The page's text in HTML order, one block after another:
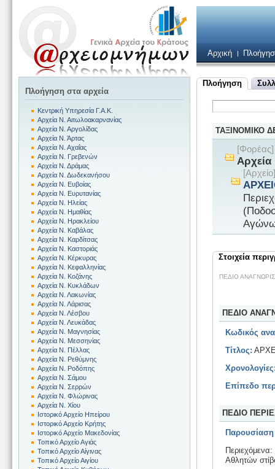
Αρχική
Πλοήγηση
ΤΑΞΙΝΟΜΙΚΟ
Στοιχεία
ΠΕΔΙΟ
ΠΕΔΙΟ
Κωδικός
Τίτλος:
Επίπεδο
ΠΕΔΙΟ
Παρουσίαση
Αθλητών
Πλοήγηση στα αρχεία
Κεντρική Υπηρεσία Γ.Α.Κ.
Αρχεία Ν. Αιτωλοακαρνανίας
Αρχεία Ν. Αργολίδας
Αρχεία Ν. Άρτας
Αρχεία Ν. Αχαΐας
Αρχεία Ν. Γρεβενών
Αρχεία Ν. Δράμας
Αρχεία Ν. Δωδεκανήσου
Αρχεία Ν. Ευβοίας
Αρχεία Ν. Ευρυτανίας
Αρχεία Ν. Ηλείας
Αρχεία Ν. Ημαθίας
Αρχεία Ν. Ηρακλείου
Αρχεία Ν. Καβάλας
Αρχεία Ν. Καρδίτσας
Αρχεία Ν. Καστοριάς
Αρχεία Ν. Κέρκυρας
Αρχεία Ν. Κεφαλληνίας
Αρχεία Ν. Κοζάνης
Αρχεία Ν. Κυκλάδων
Αρχεία Ν. Λακωνίας
Αρχεία Ν. Λάρισας
Αρχεία Ν. Λέσβου
Αρχεία Ν. Λευκάδας
Αρχεία Ν. Μαγνησίας
Αρχεία Ν. Μεσσηνίας
Αρχεία Ν. Πέλλας
Αρχεία Ν. Ρεθύμνης
Αρχεία Ν. Ροδόπης
Αρχεία Ν. Σάμου
Αρχεία Ν. Σερρών
Αρχεία Ν. Φλώρινας
Αρχεία Ν. Χίου
Ιστορικό Αρχείο Ηπείρου
Ιστορικό Αρχείο Κρήτης
Ιστορικό Αρχείο Μακεδονίας
Τοπικό Αρχείο Αγιάς
Τοπικό Αρχείο Αίγινας
Τοπικό Αρχείο Αιγίου